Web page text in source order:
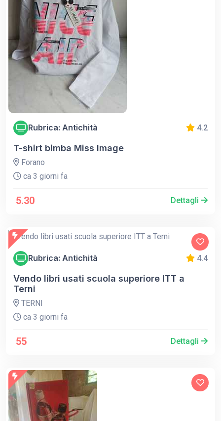
Rubrica: Antichità 4.2
T-shirt bimba Miss Image
Forano
ca 3 giorni fa
5.30 Dettagli
Rubrica: Antichità 4.4
Vendo libri usati scuola superiore ITT a
Terni
TERNI
ca 3 giorni fa
55 Dettagli